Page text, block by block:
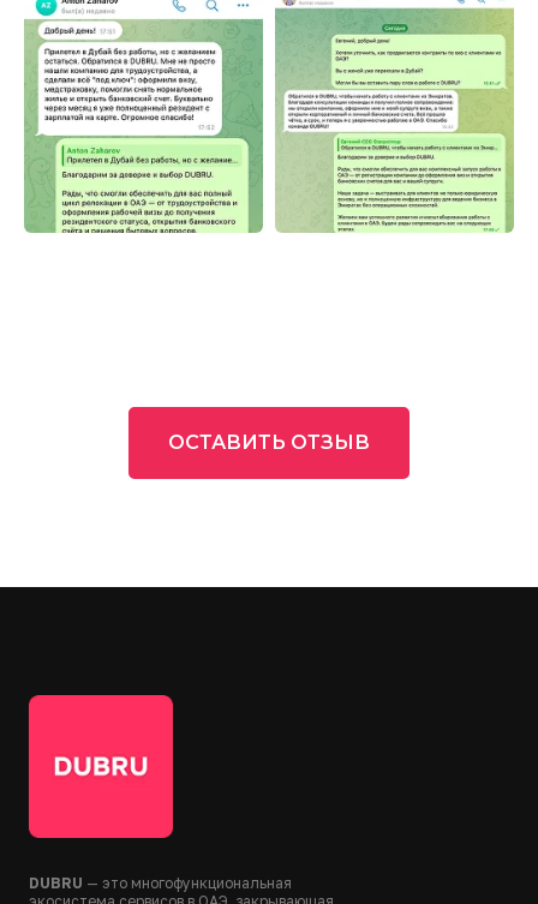
ОСТАВИТЬ ОТЗЫВ
DUBRU — это многофункциональная